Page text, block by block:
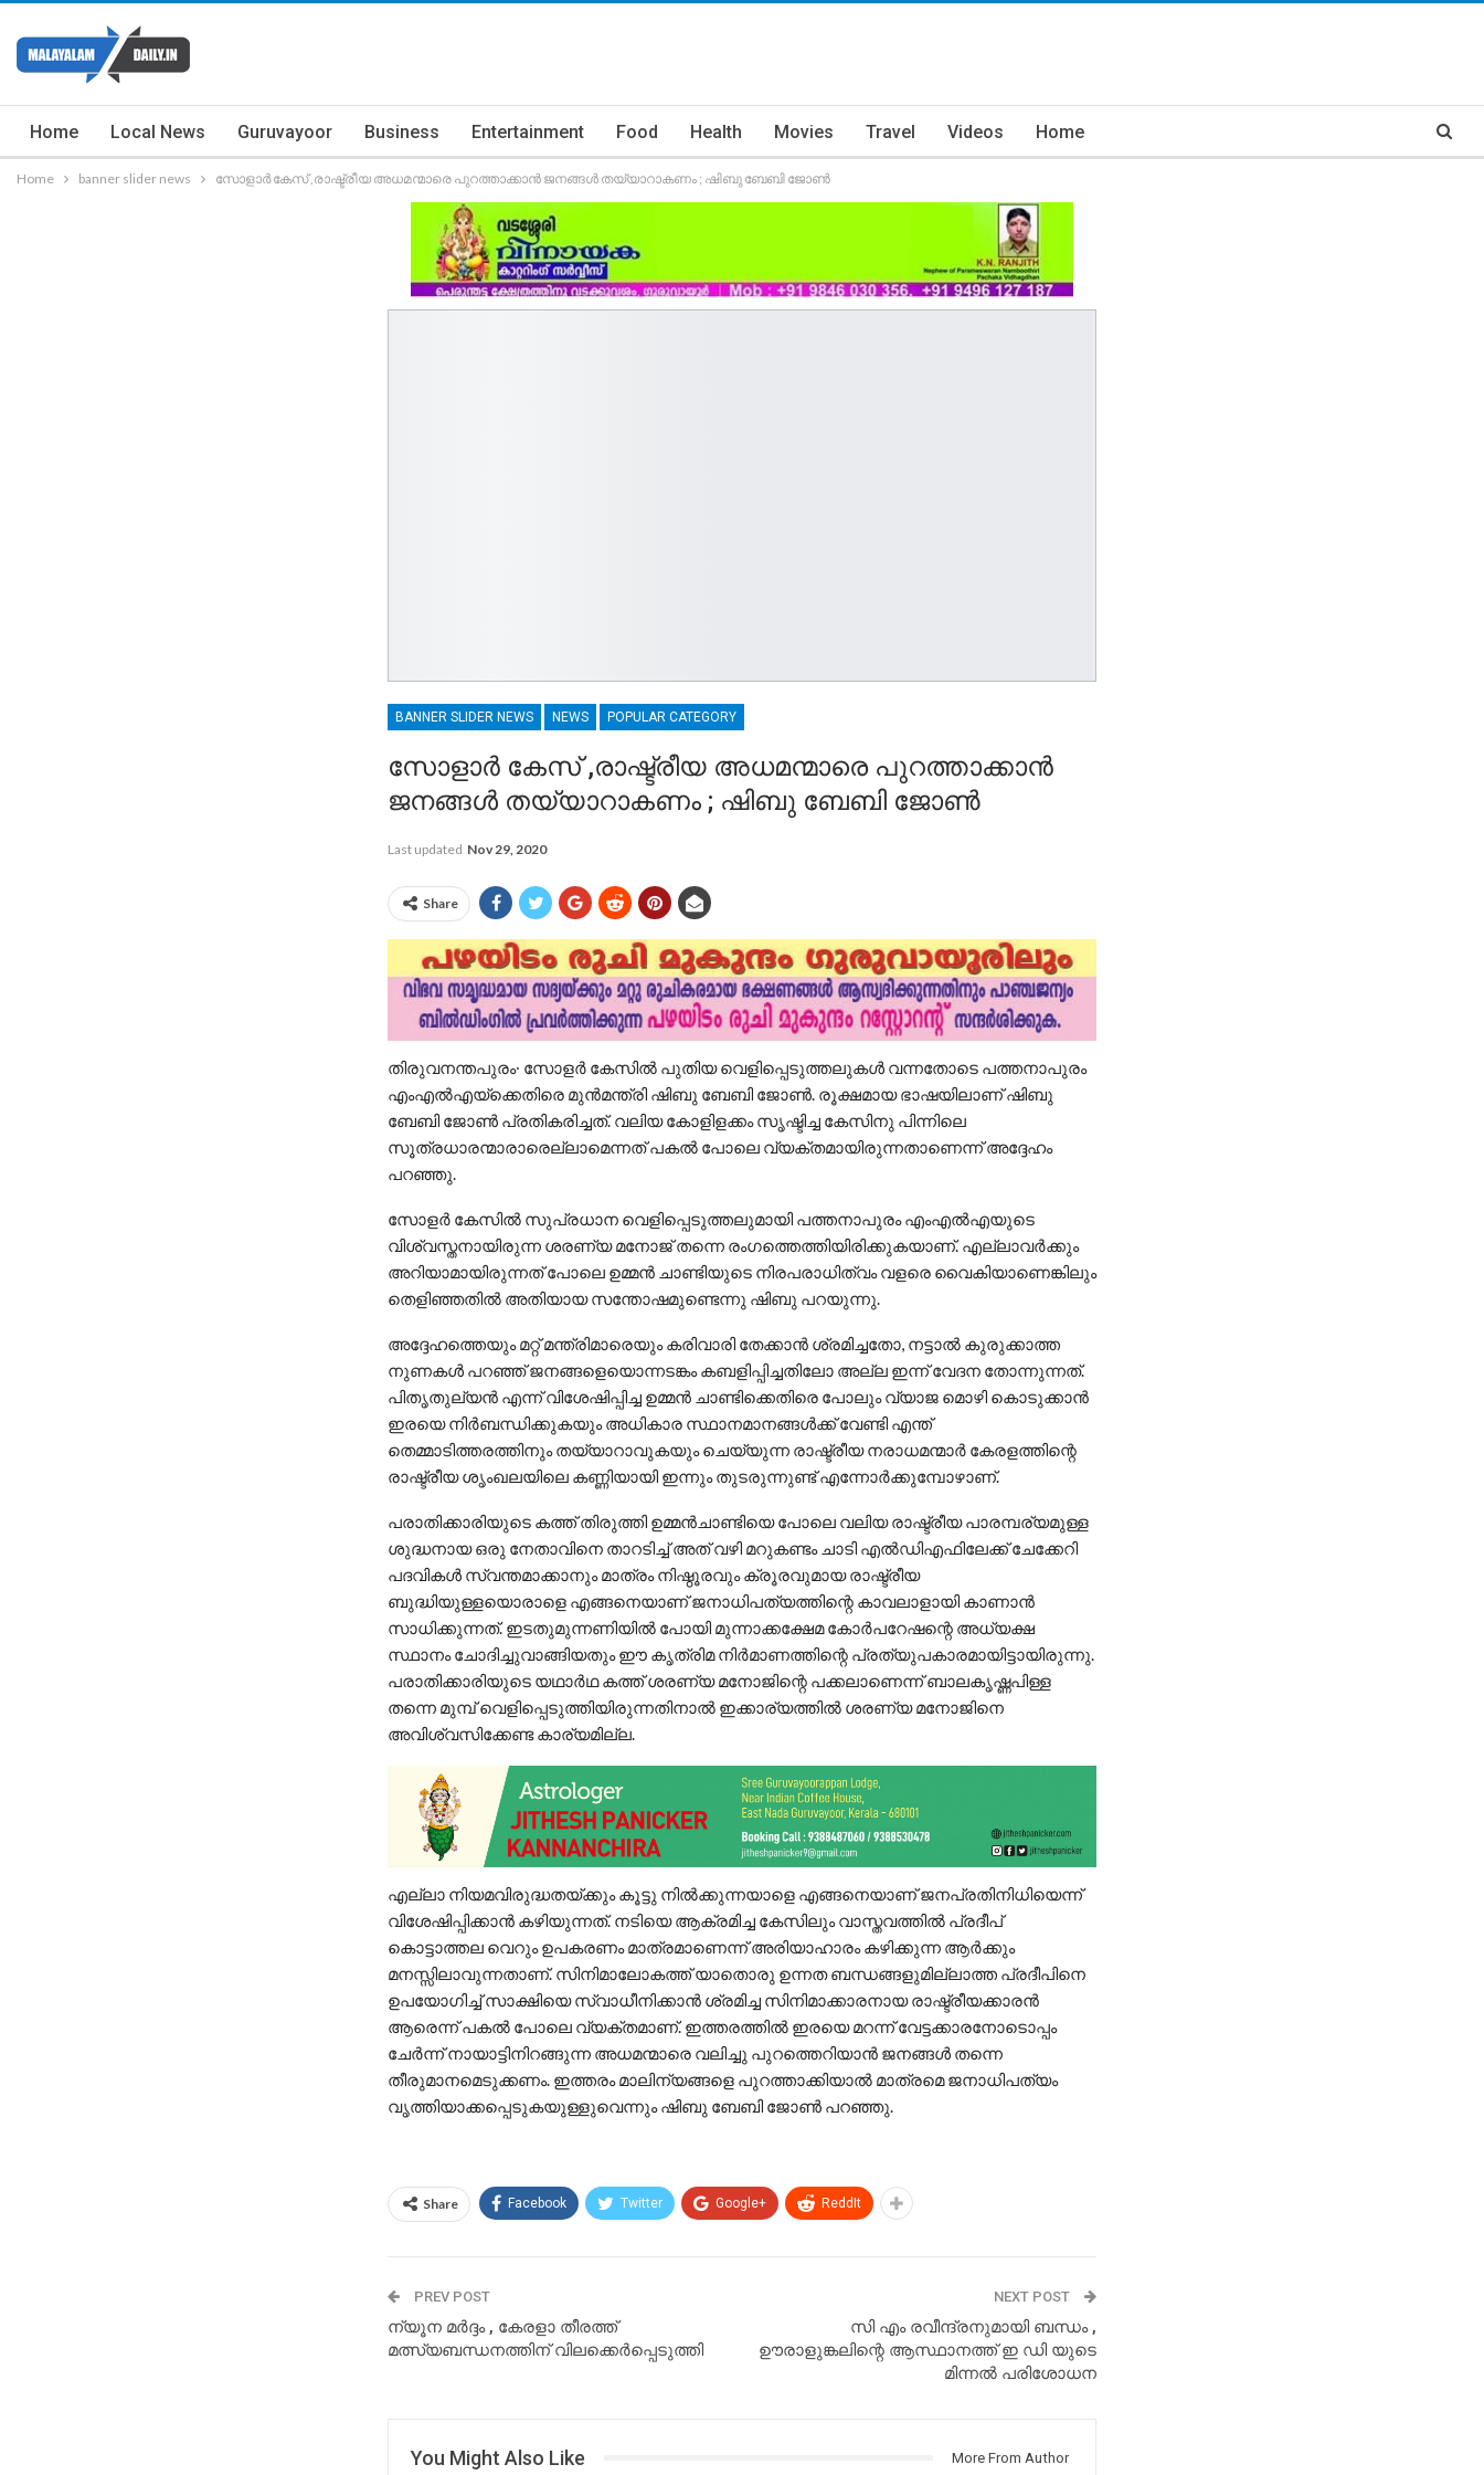
Home Local News Guruvayoor Business Entertainment Food Health Movies Travel Videos Home
Home banner slider news സോളാർ കേസ് ,രാഷ്ട്രീയ അധമന്മാരെ പുറത്താക്കാൻ ജനങ്ങൾ തയ്യാറാകണം ; ഷിബു ബേബി ജോൺ
BANNER SLIDER NEWS NEWS POPULAR CATEGORY
സോളാർ കേസ് ,രാഷ്ട്രീയ അധമന്മാരെ പുറത്താക്കാൻ
ജനങ്ങൾ തയ്യാറാകണം ; ഷിബു ബേബി ജോൺ
Last updated Nov 29, 2020
Share
തിരുവനന്തപുരം∙ സോളർ കേസിൽ പുതിയ വെളിപ്പെടുത്തലുകൾ വന്നതോടെ പത്തനാപുരം
എംഎൽഎയ്ക്കെതിരെ മുൻമന്ത്രി ഷിബു ബേബി ജോൺ. രൂക്ഷമായ ഭാഷയിലാണ് ഷിബു
ബേബി ജോൺ പ്രതികരിച്ചത്. വലിയ കോളിളക്കം സൃഷ്ടിച്ച കേസിനു പിന്നിലെ
സൂത്രധാരന്മാരാരെല്ലാമെന്നത് പകല്‍ പോലെ വ്യക്തമായിരുന്നതാണെന്ന് അദ്ദേഹം
പറഞ്ഞു.
സോളര്‍ കേസില്‍ സുപ്രധാന വെളിപ്പെടുത്തലുമായി പത്തനാപുരം എംഎല്‍എയുടെ
വിശ്വസ്തനായിരുന്ന ശരണ്യ മനോജ് തന്നെ രംഗത്തെത്തിയിരിക്കുകയാണ്. എല്ലാവര്‍ക്കും
അറിയാമായിരുന്നത് പോലെ ഉമ്മന്‍ ചാണ്ടിയുടെ നിരപരാധിത്വം വളരെ വൈകിയാണെങ്കിലും
തെളിഞ്ഞതില്‍ അതിയായ സന്തോഷമുണ്ടെന്നു ഷിബു പറയുന്നു.
അദ്ദേഹത്തെയും മറ്റ് മന്ത്രിമാരെയും കരിവാരി തേക്കാന്‍ ശ്രമിച്ചതോ, നട്ടാല്‍ കുരുക്കാത്ത
നുണകള്‍ പറഞ്ഞ് ജനങ്ങളെയൊന്നടങ്കം കബളിപ്പിച്ചതിലോ അല്ല ഇന്ന് വേദന തോന്നുന്നത്.
പിതൃതുല്യന്‍ എന്ന് വിശേഷിപ്പിച്ച ഉമ്മന്‍ ചാണ്ടിക്കെതിരെ പോലും വ്യാജ മൊഴി കൊടുക്കാന്‍
ഇരയെ നിര്‍ബന്ധിക്കുകയും അധികാര സ്ഥാനമാനങ്ങള്‍ക്ക് വേണ്ടി എന്ത്
തെമ്മാടിത്തരത്തിനും തയ്യാറാവുകയും ചെയ്യുന്ന രാഷ്ട്രീയ നരാധമന്മാര്‍ കേരളത്തിന്റെ
രാഷ്ട്രീയ ശൃംഖലയിലെ കണ്ണിയായി ഇന്നും തുടരുന്നുണ്ട് എന്നോര്‍ക്കുമ്പോഴാണ്.
പരാതിക്കാരിയുടെ കത്ത് തിരുത്തി ഉമ്മന്‍ചാണ്ടിയെ പോലെ വലിയ രാഷ്ട്രീയ പാരമ്പര്യമുള്ള
ശുദ്ധനായ ഒരു നേതാവിനെ താറടിച്ച് അത് വഴി മറുകണ്ടം ചാടി എല്‍ഡിഎഫിലേക്ക് ചേക്കേറി
പദവികള്‍ സ്വന്തമാക്കാനും മാത്രം നിഷ്ഠൂരവും ക്രൂരവുമായ രാഷ്ട്രീയ
ബുദ്ധിയുള്ളയൊരാളെ എങ്ങനെയാണ് ജനാധിപത്യത്തിന്റെ കാവലാളായി കാണാന്‍
സാധിക്കുന്നത്. ഇടതുമുന്നണിയിൽ പോയി മുന്നാക്കക്ഷേമ കോർപറേഷന്റെ അധ്യക്ഷ
സ്ഥാനം ചോദിച്ചുവാങ്ങിയതും ഈ കൃത്രിമ നിർമാണത്തിന്റെ പ്രത്യുപകാരമായിട്ടായിരുന്നു.
പരാതിക്കാരിയുടെ യഥാർഥ കത്ത് ശരണ്യ മനോജിന്റെ പക്കലാണെന്ന് ബാലകൃഷ്ണപിള്ള
തന്നെ മുമ്പ് വെളിപ്പെടുത്തിയിരുന്നതിനാൽ ഇക്കാര്യത്തിൽ ശരണ്യ മനോജിനെ
അവിശ്വസിക്കേണ്ട കാര്യമില്ല.
എല്ലാ നിയമവിരുദ്ധതയ്ക്കും കൂട്ടു നില്‍ക്കുന്നയാളെ എങ്ങനെയാണ് ജനപ്രതിനിധിയെന്ന്
വിശേഷിപ്പിക്കാന്‍ കഴിയുന്നത്. നടിയെ ആക്രമിച്ച കേസിലും വാസ്തവത്തില്‍ പ്രദീപ്
കൊട്ടാത്തല വെറും ഉപകരണം മാത്രമാണെന്ന് അരിയാഹാരം കഴിക്കുന്ന ആര്‍ക്കും
മനസ്സിലാവുന്നതാണ്. സിനിമാലോകത്ത് യാതൊരു ഉന്നത ബന്ധങ്ങളുമില്ലാത്ത പ്രദീപിനെ
ഉപയോഗിച്ച് സാക്ഷിയെ സ്വാധീനിക്കാൻ ശ്രമിച്ച സിനിമാക്കാരനായ രാഷ്ട്രീയക്കാരൻ
ആരെന്ന് പകൽ പോലെ വ്യക്തമാണ്. ഇത്തരത്തിൽ ഇരയെ മറന്ന് വേട്ടക്കാരനോടൊപ്പം
ചേര്‍ന്ന് നായാട്ടിനിറങ്ങുന്ന അധമന്മാരെ വലിച്ചു പുറത്തെറിയാന്‍ ജനങ്ങള്‍ തന്നെ
തീരുമാനമെടുക്കണം. ഇത്തരം മാലിന്യങ്ങളെ പുറത്താക്കിയാൽ മാത്രമെ ജനാധിപത്യം
വൃത്തിയാക്കപ്പെടുകയുള്ളുവെന്നും ഷിബു ബേബി ജോൺ പറഞ്ഞു.
Share Facebook Twitter Google+ ReddIt
PREV POST
ന്യൂന മർദ്ദം , കേരളാ തീരത്ത്
മത്സ്യബന്ധനത്തിന് വിലക്കെർപ്പെടുത്തി
NEXT POST
സി എം രവീന്ദ്രനുമായി ബന്ധം ,
ഊരാളുങ്കലിന്റെ ആസ്ഥാനത്ത് ഇ ഡി യുടെ
മിന്നൽ പരിശോധന
You Might Also Like More From Author